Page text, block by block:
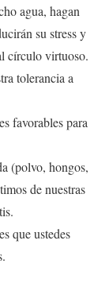
agua, hagan
su stress y
círculo virtuoso.
tolerancia a
favorables para
(polvo, hongos,
de nuestras
que ustedes